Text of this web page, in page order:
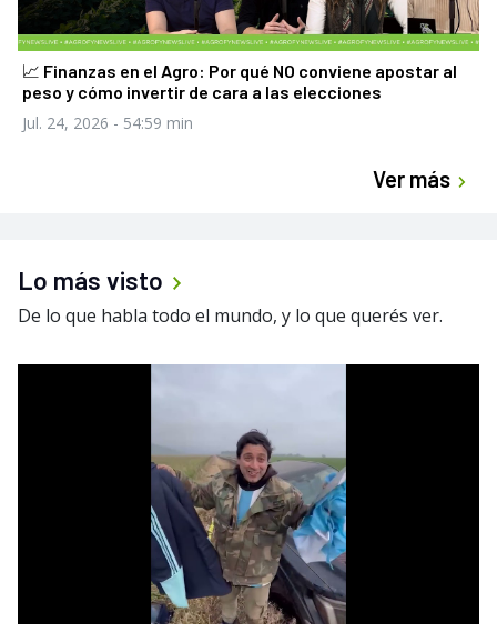
📈 Finanzas en el Agro: Por qué NO conviene apostar al
peso y cómo invertir de cara a las elecciones
Jul. 24, 2026 - 54:59 min
Ver más
Lo más visto
De lo que habla todo el mundo, y lo que querés ver.